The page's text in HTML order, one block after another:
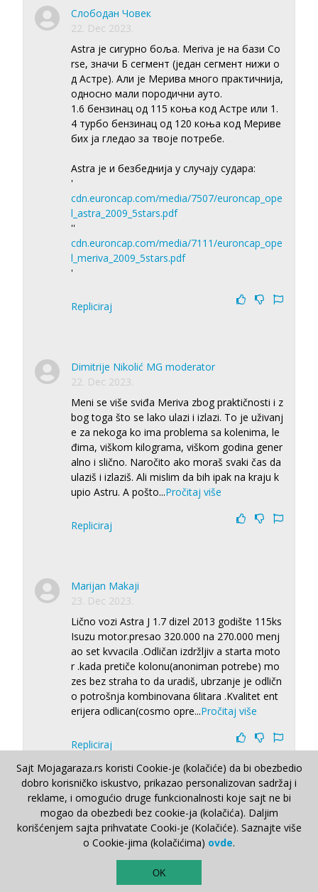
Слободан Човек
22. Dec 2023.
Astra је сигурно боља. Meriva је на бази Co
rse, значи Б сегмент (један сегмент нижи о
д Астре). Али је Мерива много практичнија,
односно мали породични ауто.
1.6 бензинац од 115 коња код Астре или 1.
4 турбо бензинац од 120 коња код Мериве
бих ја гледао за твоје потребе.
Astra је и безбеднија у случају судара:
'
cdn.euroncap.com/media/7507/euroncap_ope
l_astra_2009_5stars.pdf
''
cdn.euroncap.com/media/7111/euroncap_ope
l_meriva_2009_5stars.pdf
'
Repliciraj
Dimitrije Nikolić MG moderator
22. Dec 2023.
Meni se više sviđa Meriva zbog praktičnosti i z
bog toga što se lako ulazi i izlazi. To je uživanj
e za nekoga ko ima problema sa kolenima, le
đima, viškom kilograma, viškom godina gener
alno i slično. Naročito ako moraš svaki čas da
ulaziš i izlaziš. Ali mislim da bih ipak na kraju k
upio Astru. A pošto...Pročitaj više
Repliciraj
Marijan Makaji
23. Dec 2023.
Lično vozi Astra J 1.7 dizel 2013 godište 115ks
Isuzu motor.presao 320.000 na 270.000 menj
ao set kvvacila .Odličan izdržljiv a starta moto
r .kada pretiče kolonu(anoniman potrebe) mo
zes bez straha to da uradiš, ubrzanje je odličn
o potrošnja kombinovana 6litara .Kvalitet ent
erijera odlican(cosmo opre...Pročitaj više
Repliciraj
Učitaj još odgovora
Sajt Mojagaraza.rs koristi Cookie-je (kolačiće) da bi obezbedio
dobro korisničko iskustvo, prikazao personalizovan sadržaj i
reklame, i omogućio druge funkcionalnosti koje sajt ne bi
mogao da obezbedi bez cookie-ja (kolačića). Daljim
korišćenjem sajta prihvatate Cooki-je (Kolačiće). Saznajte više
o Cookie-jima (kolačićima) ovde.
OK